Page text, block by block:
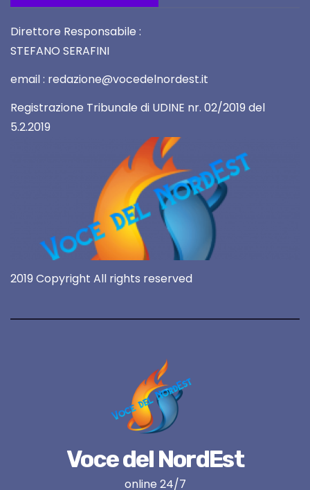
Direttore Responsabile :
STEFANO SERAFINI
email : redazione@vocedelnordest.it
Registrazione Tribunale di UDINE nr. 02/2019 del
5.2.2019
2019 Copyright All rights reserved
Voce del NordEst
online 24/7